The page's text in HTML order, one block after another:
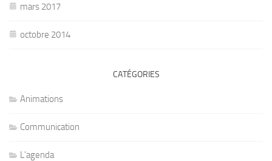
mars 2017
octobre 2014
CATÉGORIES
Animations
Communication
L'agenda